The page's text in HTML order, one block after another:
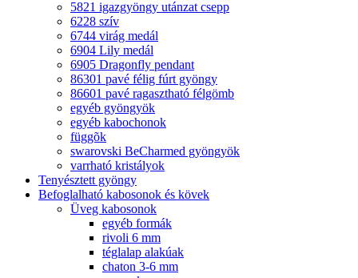
5821 igazgyöngy utánzat csepp
6228 szív
6744 virág medál
6904 Lily medál
6905 Dragonfly pendant
86301 pavé félig fúrt gyöngy
86601 pavé ragasztható félgömb
egyéb gyöngyök
egyéb kabochonok
függõk
swarovski BeCharmed gyöngyök
varrható kristályok
Tenyésztett gyöngy
Befoglalható kabosonok és kövek
Üveg kabosonok
egyéb formák
rivoli 6 mm
téglalap alakúak
chaton 3-6 mm